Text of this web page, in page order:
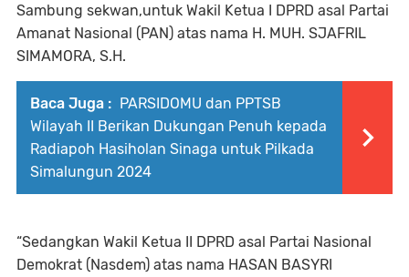
Sambung sekwan,untuk Wakil Ketua I DPRD asal Partai
Amanat Nasional (PAN) atas nama H. MUH. SJAFRIL
SIMAMORA, S.H.
Baca Juga : PARSIDOMU dan PPTSB
Wilayah II Berikan Dukungan Penuh kepada
Radiapoh Hasiholan Sinaga untuk Pilkada
Simalungun 2024
“Sedangkan Wakil Ketua II DPRD asal Partai Nasional
Demokrat (Nasdem) atas nama HASAN BASYRI